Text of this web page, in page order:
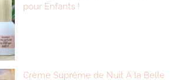
pour Enfants !
Crème Suprême de Nuit A la Belle